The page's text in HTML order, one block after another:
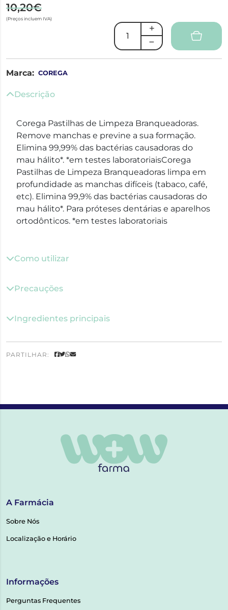
10,20€
(Preços incluem IVA)
Marca: COREGA
Descrição
Corega Pastilhas de Limpeza Branqueadoras.
Remove manchas e previne a sua formação.
Elimina 99,99% das bactérias causadoras do
mau hálito*. *em testes laboratoriaisCorega
Pastilhas de Limpeza Branqueadoras limpa em
profundidade as manchas difíceis (tabaco, café,
etc). Elimina 99,9% das bactérias causadoras do
mau hálito*. Para próteses dentárias e aparelhos
ortodônticos. *em testes laboratoriais
Como utilizar
Precauções
Ingredientes principais
PARTILHAR:
A Farmácia
Sobre Nós
Localização e Horário
Informações
Perguntas Frequentes